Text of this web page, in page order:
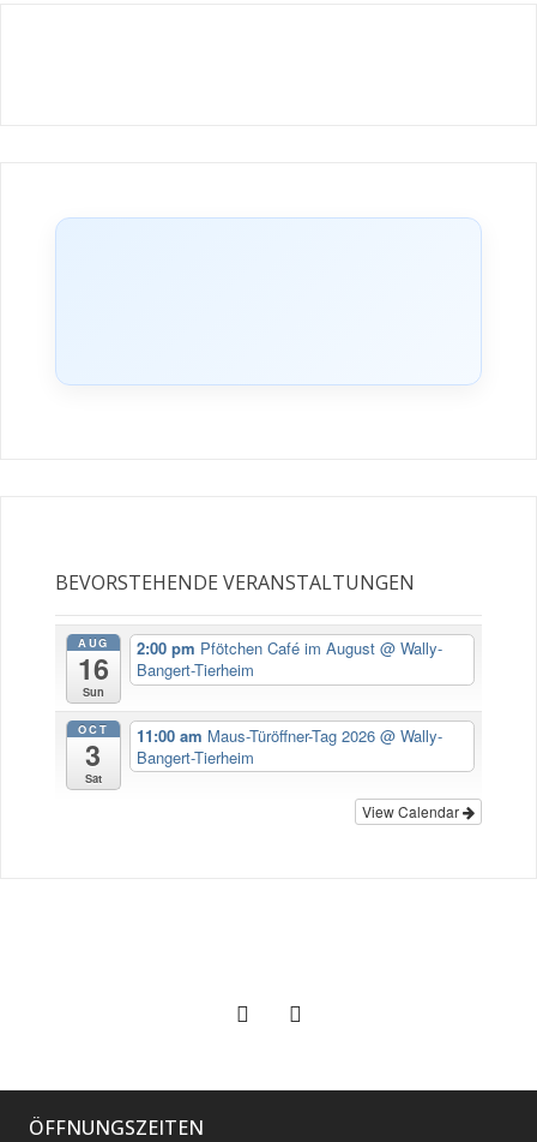
BEVORSTEHENDE VERANSTALTUNGEN
AUG
16
Sun
2:00 pm Pfötchen Café im August@ Wally-
Bangert-Tierheim
OCT
3
Sat
11:00 am Maus-Türöffner-Tag 2026@ Wally-
Bangert-Tierheim
View Calendar
ÖFFNUNGSZEITEN